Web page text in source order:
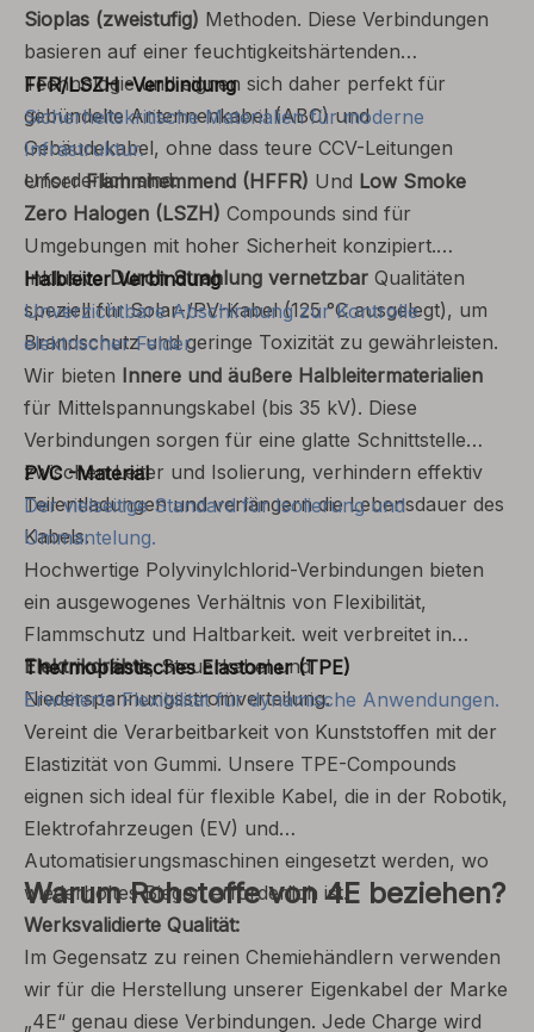
Sioplas (zweistufig) Methoden. Diese Verbindungen
basieren auf einer feuchtigkeitshärtenden
Technologie und eignen sich daher perfekt für
gebündelte Antennenkabel (ABC) und
Gebäudekabel, ohne dass teure CCV-Leitungen
erforderlich sind.
FFR/LSZH -Verbindung
Sicherheitskritische Materialien für moderne
Infrastruktur.
UnserFlammhemmend (HFFR) Und Low Smoke
Zero Halogen (LSZH) Compounds sind für
Umgebungen mit hoher Sicherheit konzipiert.
InklusiveDurch Strahlung vernetzbar Qualitäten
speziell für Solar-/PV-Kabel (125 °C ausgelegt), um
Brandschutz und geringe Toxizität zu gewährleisten.
Halbleiter Verbindung
Unverzichtbare Abschirmung zur Kontrolle
elektrischer Felder.
Wir bieten Innere und äußere Halbleitermaterialien
für Mittelspannungskabel (bis 35 kV). Diese
Verbindungen sorgen für eine glatte Schnittstelle
zwischen Leiter und Isolierung, verhindern effektiv
Teilentladungen und verlängern die Lebensdauer des
Kabels.
PVC -Material
Der vielseitige Standard für Isolierung und
Ummantelung.
Hochwertige Polyvinylchlorid-Verbindungen bieten
ein ausgewogenes Verhältnis von Flexibilität,
Flammschutz und Haltbarkeit. weit verbreitet in
Elektrikdrähte, Steuerkabel und
Niederspannungsstromverteilung.
Thermoplastisches Elastomer (TPE)
Erweiterte Flexibilität für dynamische Anwendungen.
Vereint die Verarbeitbarkeit von Kunststoffen mit der
Elastizität von Gummi. Unsere TPE-Compounds
eignen sich ideal für flexible Kabel, die in der Robotik,
Elektrofahrzeugen (EV) und
Automatisierungsmaschinen eingesetzt werden, wo
wiederholtes Biegen erforderlich ist.
Warum Rohstoffe von 4E beziehen?
Werksvalidierte Qualität:
Im Gegensatz zu reinen Chemiehändlern verwenden
wir für die Herstellung unserer Eigenkabel der Marke
„4E“ genau diese Verbindungen. Jede Charge wird